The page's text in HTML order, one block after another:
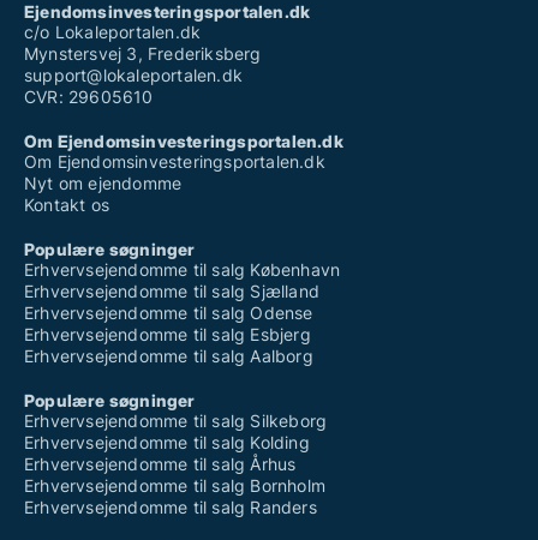
Ejendomsinvesteringsportalen.dk
c/o Lokaleportalen.dk
Mynstersvej 3, Frederiksberg
support@lokaleportalen.dk
CVR: 29605610
Om Ejendomsinvesteringsportalen.dk
Om Ejendomsinvesteringsportalen.dk
Nyt om ejendomme
Kontakt os
Populære søgninger
Erhvervsejendomme til salg København
Erhvervsejendomme til salg Sjælland
Erhvervsejendomme til salg Odense
Erhvervsejendomme til salg Esbjerg
Erhvervsejendomme til salg Aalborg
Populære søgninger
Erhvervsejendomme til salg Silkeborg
Erhvervsejendomme til salg Kolding
Erhvervsejendomme til salg Århus
Erhvervsejendomme til salg Bornholm
Erhvervsejendomme til salg Randers